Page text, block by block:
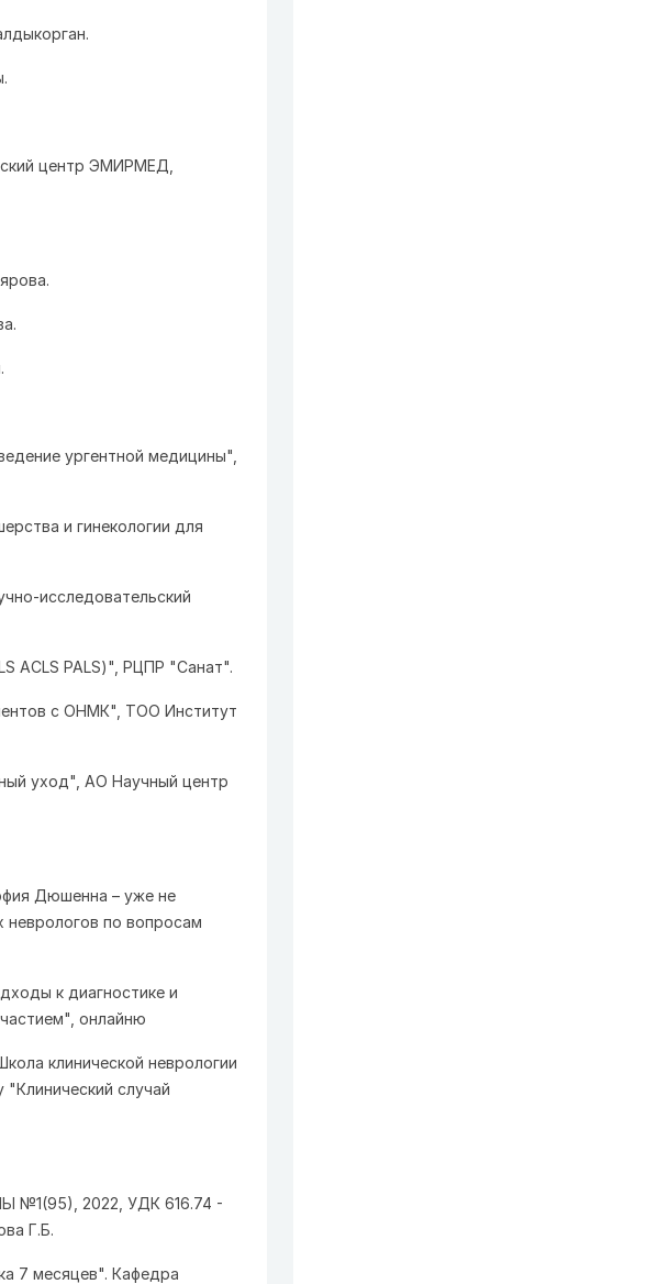
центр ЭМИРМЕД,
ургентной медицины",
и гинекологии для
исследовательский
ACLS PALS)", РЦПР "Санат".
с ОНМК", ТОО Институт
уход", АО Научный центр
Дюшенна – уже не
неврологов по вопросам
к диагностике и
онлайню
клинической неврологии
случай
2022, УДК 616.74 -
Г.Б.
7 месяцев". Кафедра